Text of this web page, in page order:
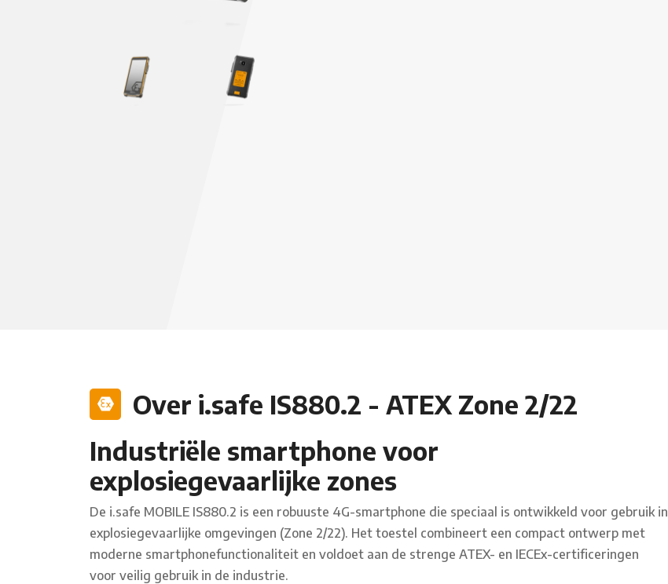
Over i.safe IS880.2 - ATEX Zone 2/22
Industriële smartphone voor
explosiegevaarlijke zones
De i.safe MOBILE IS880.2 is een robuuste 4G-smartphone die speciaal is ontwikkeld voor gebruik in
explosiegevaarlijke omgevingen (Zone 2/22). Het toestel combineert een compact ontwerp met
moderne smartphonefunctionaliteit en voldoet aan de strenge ATEX- en IECEx-certificeringen
voor veilig gebruik in de industrie.